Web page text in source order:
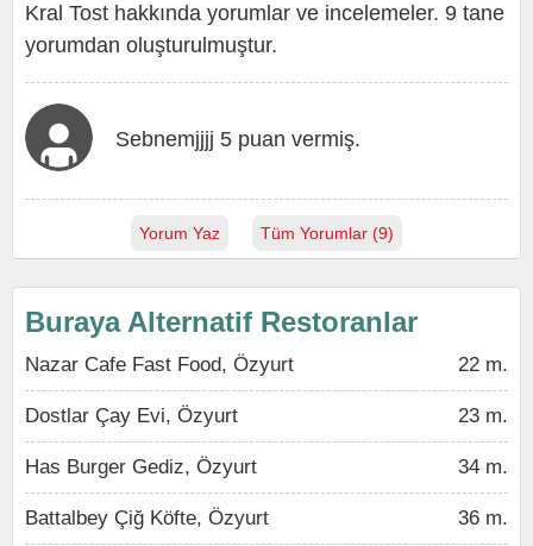
Kral Tost hakkında yorumlar ve incelemeler. 9 tane
yorumdan oluşturulmuştur.
Sebnemjjjj 5 puan vermiş.
Yorum Yaz Tüm Yorumlar (9)
Buraya Alternatif Restoranlar
Nazar Cafe Fast Food, Özyurt 22 m.
Dostlar Çay Evi, Özyurt 23 m.
Has Burger Gediz, Özyurt 34 m.
Battalbey Çiğ Köfte, Özyurt 36 m.